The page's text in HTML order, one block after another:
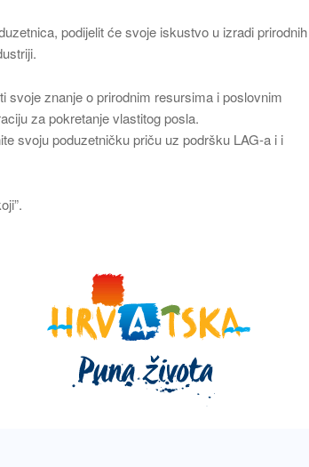
podijelit će svoje iskustvo u izradi prirodnih
svoje znanje o prirodnim resursima i poslovnim
za pokretanje vlastitog posla.
svoju poduzetničku priču uz podršku LAG-a i i